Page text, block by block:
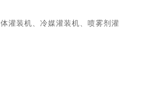
灌装机、冷媒灌装机、喷雾剂灌